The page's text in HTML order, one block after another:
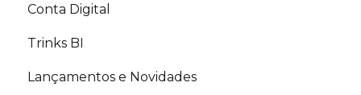
Conta Digital
Trinks BI
Lançamentos e Novidades